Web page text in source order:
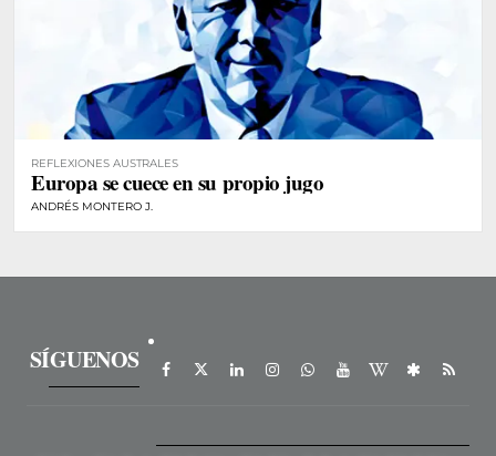
REFLEXIONES AUSTRALES
Europa se cuece en su propio jugo
ANDRÉS MONTERO J.
SÍGUENOS